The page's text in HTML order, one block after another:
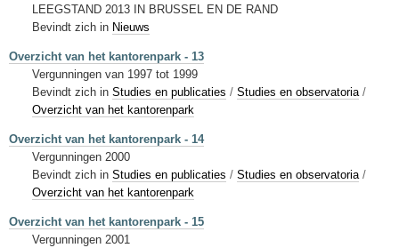
LEEGSTAND 2013 IN BRUSSEL EN DE RAND
Bevindt zich in Nieuws
Overzicht van het kantorenpark - 13
Vergunningen van 1997 tot 1999
Bevindt zich in Studies en publicaties / Studies en observatoria /
Overzicht van het kantorenpark
Overzicht van het kantorenpark - 14
Vergunningen 2000
Bevindt zich in Studies en publicaties / Studies en observatoria /
Overzicht van het kantorenpark
Overzicht van het kantorenpark - 15
Vergunningen 2001